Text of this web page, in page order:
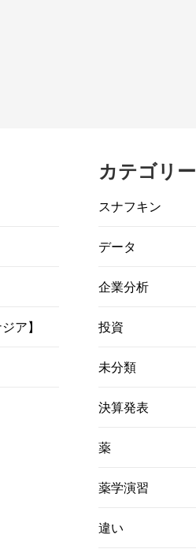
ア】
カテゴリー
スナフキン
データ
企業分析
投資
未分類
決算発表
薬
薬学演習
違い